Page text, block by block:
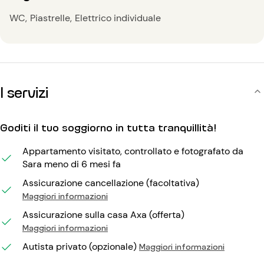
WC Piastrelle Elettrico individuale
I servizi
Goditi il tuo soggiorno in tutta tranquillità!
Appartamento visitato, controllato e fotografato da
Sara meno di 6 mesi fa
Assicurazione cancellazione (facoltativa)
Maggiori informazioni
Assicurazione sulla casa Axa (offerta)
Maggiori informazioni
Autista privato (opzionale) Maggiori informazioni